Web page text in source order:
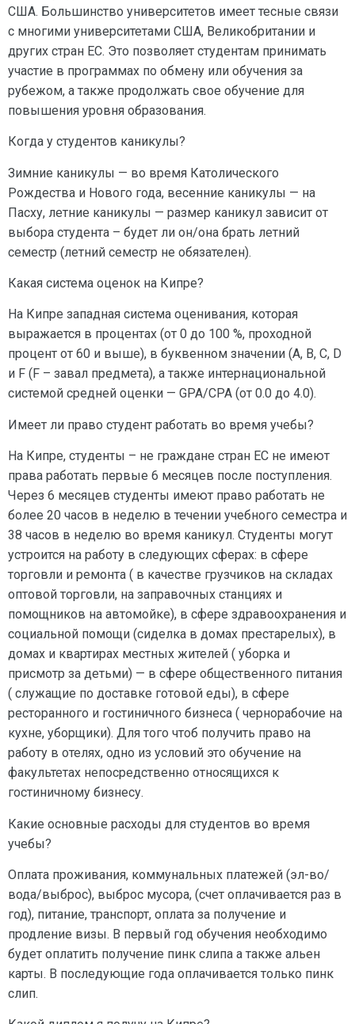
США. Большинство университетов имеет тесные связи
с многими университетами США, Великобритании и
других стран ЕС. Это позволяет студентам принимать
участие в программах по обмену или обучения за
рубежом, а также продолжать свое обучение для
повышения уровня образования.
Когда у студентов каникулы?
Зимние каникулы — во время Католического
Рождества и Нового года, весенние каникулы — на
Пасху, летние каникулы — размер каникул зависит от
выбора студента – будет ли он/она брать летний
семестр (летний семестр не обязателен).
Какая система оценок на Кипре?
На Кипре западная система оценивания, которая
выражается в процентах (от 0 до 100 %, проходной
процент от 60 и выше), в буквенном значении (А, B, C, D
и F (F – завал предмета), а также интернациональной
системой средней оценки — GPA/CPA (от 0.0 до 4.0).
Имеет ли право студент работать во время учебы?
На Кипре, студенты – не граждане стран ЕС не имеют
права работать первые 6 месяцев после поступления.
Через 6 месяцев студенты имеют право работать не
более 20 часов в неделю в течении учебного семестра и
38 часов в неделю во время каникул. Студенты могут
устроится на работу в следующих сферах: в сфере
торговли и ремонта ( в качестве грузчиков на складах
оптовой торговли, на заправочных станциях и
помощников на автомойке), в сфере здравоохранения и
социальной помощи (сиделка в домах престарелых), в
домах и квартирах местных жителей ( уборка и
присмотр за детьми) — в сфере общественного питания
( служащие по доставке готовой еды), в сфере
ресторанного и гостиничного бизнеса ( чернорабочие на
кухне, уборщики). Для того чтоб получить право на
работу в отелях, одно из условий это обучение на
факультетах непосредственно относящихся к
гостиничному бизнесу.
Какие основные расходы для студентов во время
учебы?
Оплата проживания, коммунальных платежей (эл-во/
вода/выброс), выброс мусора, (счет оплачивается раз в
год), питание, транспорт, оплата за получение и
продление визы. В первый год обучения необходимо
будет оплатить получение пинк слипа а также альен
карты. В последующие года оплачивается только пинк
слип.